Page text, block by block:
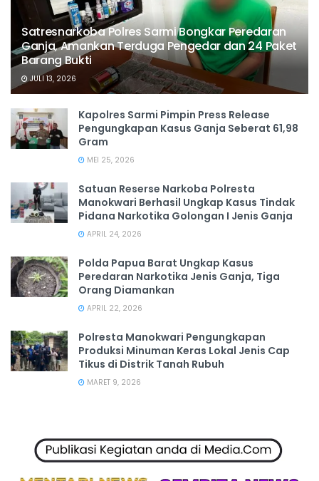
Satresnarkoba Polres Sarmi Bongkar Peredaran
Ganja, Amankan Terduga Pengedar dan 24 Paket
Barang Bukti
JULI 13, 2026
Kapolres Sarmi Pimpin Press Release
Pengungkapan Kasus Ganja Seberat 61,98
Gram
MEI 25, 2026
Satuan Reserse Narkoba Polresta
Manokwari Berhasil Ungkap Kasus Tindak
Pidana Narkotika Golongan I Jenis Ganja
APRIL 24, 2026
Polda Papua Barat Ungkap Kasus
Peredaran Narkotika Jenis Ganja, Tiga
Orang Diamankan
APRIL 22, 2026
Polresta Manokwari Pengungkapan
Produksi Minuman Keras Lokal Jenis Cap
Tikus di Distrik Tanah Rubuh
MARET 9, 2026